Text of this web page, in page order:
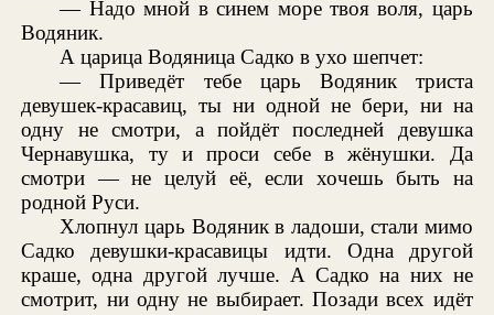
— Надо мной в синем море твоя воля, царь
Водяник.
А царица Водяница Садко в ухо шепчет:
— Приведёт тебе царь Водяник триста
девушек-красавиц, ты ни одной не бери, ни на
одну не смотри, а пойдёт последней девушка
Чернавушка, ту и проси себе в жёнушки. Да
смотри — не целуй её, если хочешь быть на
родной Руси.
Хлопнул царь Водяник в ладоши, стали мимо
Садко девушки-красавицы идти. Одна другой
краше, одна другой лучше. А Садко на них не
смотрит, ни одну не выбирает. Позади всех идёт